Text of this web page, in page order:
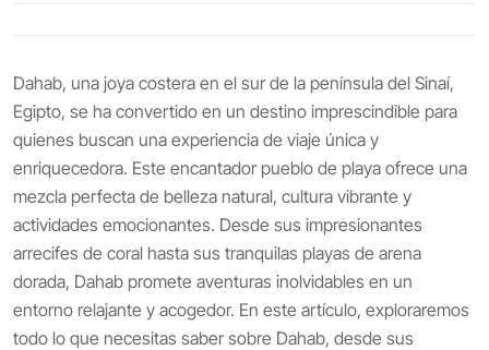
Dahab, una joya costera en el sur de la península del Sinaí,
Egipto, se ha convertido en un destino imprescindible para
quienes buscan una experiencia de viaje única y
enriquecedora. Este encantador pueblo de playa ofrece una
mezcla perfecta de belleza natural, cultura vibrante y
actividades emocionantes. Desde sus impresionantes
arrecifes de coral hasta sus tranquilas playas de arena
dorada, Dahab promete aventuras inolvidables en un
entorno relajante y acogedor. En este artículo, exploraremos
todo lo que necesitas saber sobre Dahab, desde sus